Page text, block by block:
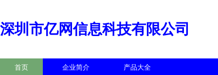
深圳市亿网信息科技有限公司
首页 企业简介 产品大全